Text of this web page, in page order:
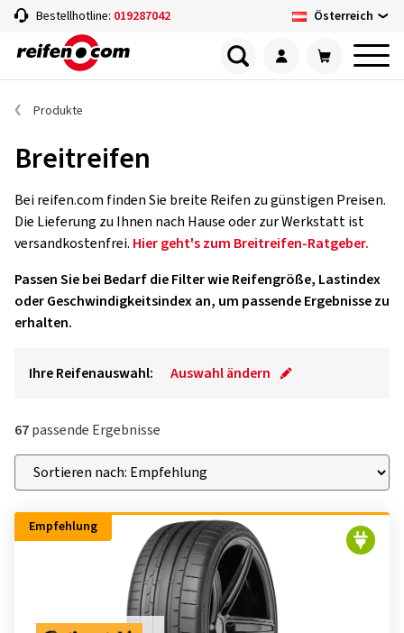
Bestellhotline: 019287042 Österreich
Produkte
Breitreifen
Bei reifen.com finden Sie breite Reifen zu günstigen Preisen.
Die Lieferung zu Ihnen nach Hause oder zur Werkstatt ist
versandkostenfrei. Hier geht's zum Breitreifen-Ratgeber.
Passen Sie bei Bedarf die Filter wie Reifengröße, Lastindex
oder Geschwindigkeitsindex an, um passende Ergebnisse zu
erhalten.
Ihre Reifenauswahl: Auswahl ändern
67passende Ergebnisse
Empfehlung